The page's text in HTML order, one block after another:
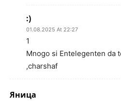
:)
01.08.2025 At 22:27
1
Mnogo si Entelegenten da
,charshaf
Яница